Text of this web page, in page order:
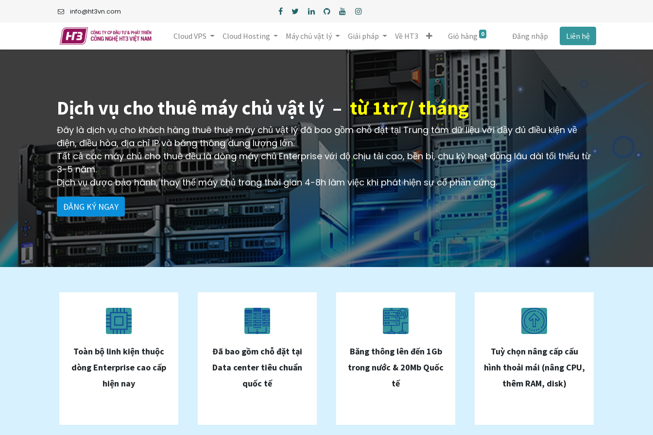
info@ht3vn.com
Cloud VPS Cloud Hosting Máy chủ vật lý Giải pháp Về HT3 Giỏ hàng 0 Đăng nhập Liên hệ
Dịch vụ cho thuê máy chủ vật lý – từ 1tr7/ tháng
Đây là dịch vụ cho khách hàng thuê thuê máy chủ vật lý đã bao gồm chỗ đặt tại Trung tâm dữ liệu với đầy đủ điều kiện về
điện, điều hòa, địa chỉ IP và băng thông dung lượng lớn.
Tất cả các máy chủ cho thuê đều là dòng máy chủ Enterprise với độ chịu tải cao, bền bỉ, chu kỳ hoạt động lâu dài tối thiểu từ
3-5 năm.
Dịch vụ được bảo hành, thay thế máy chủ trong thời gian 4-8h làm việc khi phát hiện sự cố phần cứng.
ĐĂNG KÝ NGAY
Toàn bộ linh kiện thuộc
dòng Enterprise cao cấp
hiện nay
Đã bao gồm chỗ đặt tại
Data center tiêu chuẩn
quốc tế
Băng thông lên đến 1Gb
trong nước & 20Mb Quốc
tế
Tuỳ chọn nâng cấp cấu
hình thoải mái (nâng CPU,
thêm RAM, disk)